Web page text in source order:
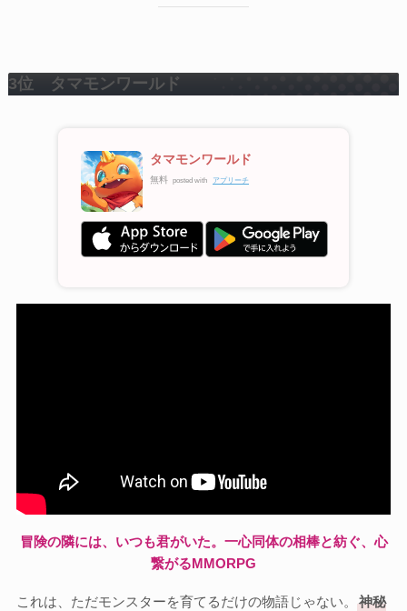
3位 タマモンワールド
タマモンワールド
無料 posted with アプリーチ
冒険の隣には、いつも君がいた。一心同体の相棒と紡ぐ、心
繋がるMMORPG
これは、ただモンスターを育てるだけの物語じゃない。
神秘